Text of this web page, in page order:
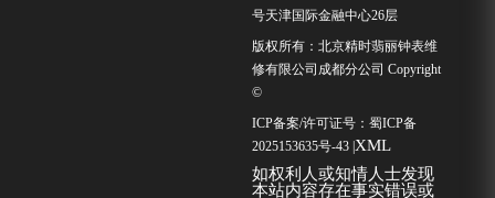
号天津国际金融中心26层
版权所有：北京精时翡丽钟表维
修有限公司成都分公司 Copyright
©
ICP备案/许可证号：蜀ICP备
2025153635号-43 XML
如权利人或知情人士发现
本站内容存在事实错误或